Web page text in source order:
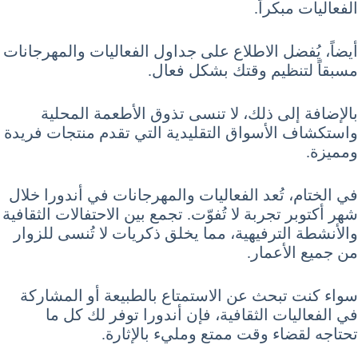
الفعاليات مبكراً.
أيضاً، يُفضل الاطلاع على جداول الفعاليات والمهرجانات
مسبقاً لتنظيم وقتك بشكل فعال.
بالإضافة إلى ذلك، لا تنسى تذوق الأطعمة المحلية
واستكشاف الأسواق التقليدية التي تقدم منتجات فريدة
ومميزة.
في الختام، تُعد الفعاليات والمهرجانات في أندورا خلال
شهر أكتوبر تجربة لا تُفوّت. تجمع بين الاحتفالات الثقافية
والأنشطة الترفيهية، مما يخلق ذكريات لا تُنسى للزوار
من جميع الأعمار.
سواء كنت تبحث عن الاستمتاع بالطبيعة أو المشاركة
في الفعاليات الثقافية، فإن أندورا توفر لك كل ما
تحتاجه لقضاء وقت ممتع ومليء بالإثارة.